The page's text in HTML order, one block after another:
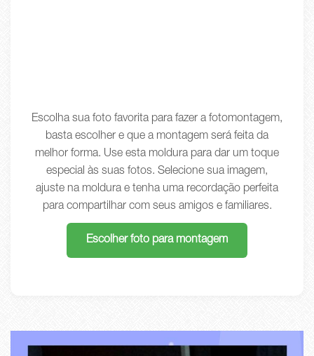
Escolha sua foto favorita para fazer a fotomontagem,
basta escolher e que a montagem será feita da
melhor forma. Use esta moldura para dar um toque
especial às suas fotos. Selecione sua imagem,
ajuste na moldura e tenha uma recordação perfeita
para compartilhar com seus amigos e familiares.
Escolher foto para montagem